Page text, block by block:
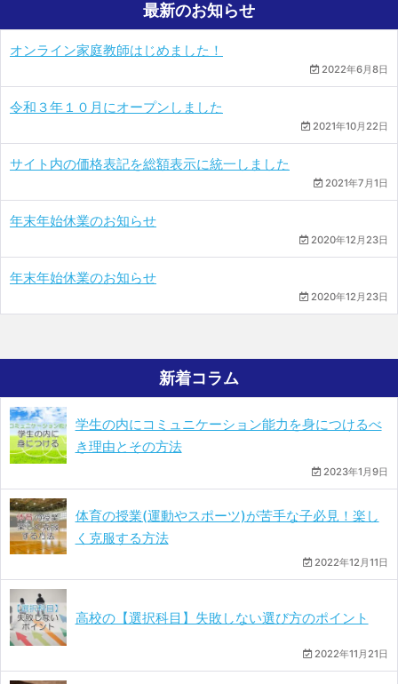
最新のお知らせ
オンライン家庭教師はじめました！
2022年6月8日
令和３年１０月にオープンしました
2021年10月22日
サイト内の価格表記を総額表示に統一しました
2021年7月1日
年末年始休業のお知らせ
2020年12月23日
年末年始休業のお知らせ
2020年12月23日
新着コラム
学生の内にコミュニケーション能力を身につけるべ
き理由とその方法
2023年1月9日
体育の授業(運動やスポーツ)が苦手な子必見！楽し
く克服する方法
2022年12月11日
高校の【選択科目】失敗しない選び方のポイント
2022年11月21日